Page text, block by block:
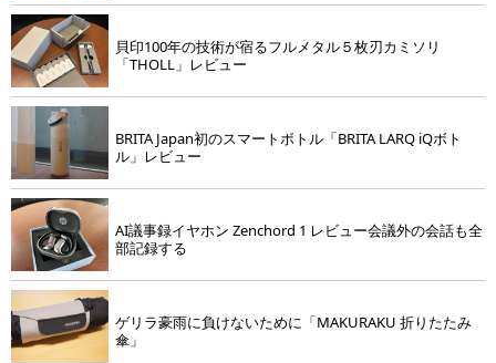
貝印100年の技術が宿るフルメタル５枚刃カミソリ
「THOLL」レビュー
BRITA Japan初のスマートボトル「BRITA LARQ iQボト
ル」レビュー
AI議事録イヤホン Zenchord 1 レビュー会議外の会話も全
部記録する
ゲリラ豪雨に負けないために「MAKURAKU 折りたたみ
傘」